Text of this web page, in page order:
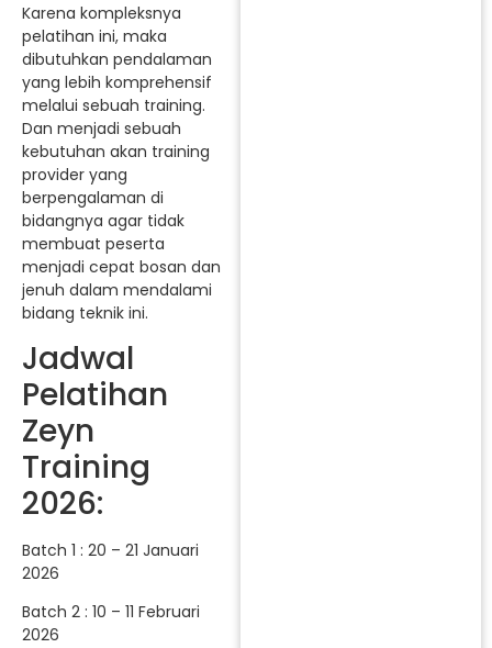
Karena kompleksnya
pelatihan ini, maka
dibutuhkan pendalaman
yang lebih komprehensif
melalui sebuah training.
Dan menjadi sebuah
kebutuhan akan training
provider yang
berpengalaman di
bidangnya agar tidak
membuat peserta
menjadi cepat bosan dan
jenuh dalam mendalami
bidang teknik ini.
Jadwal
Pelatihan
Zeyn
Training
2026:
Batch 1 : 20 – 21 Januari
2026
Batch 2 : 10 – 11 Februari
2026